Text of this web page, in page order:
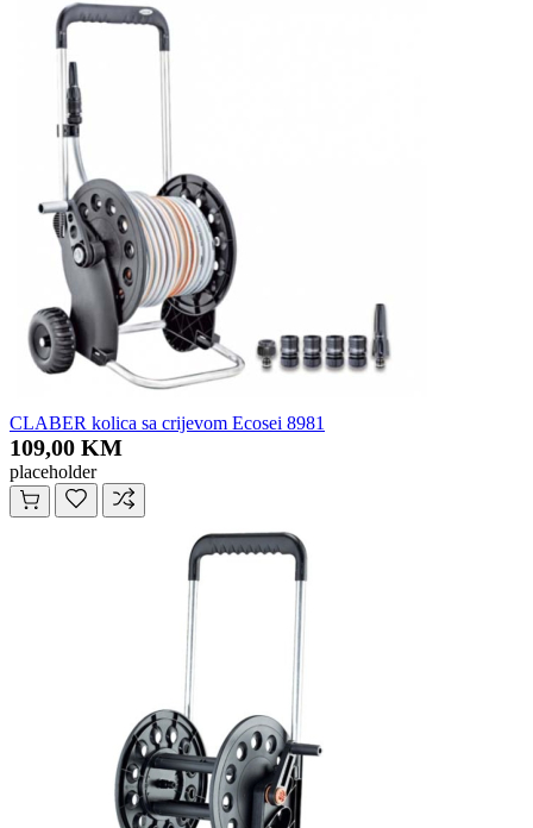
CLABER kolica sa crijevom Ecosei 8981
109,00 KM
placeholder